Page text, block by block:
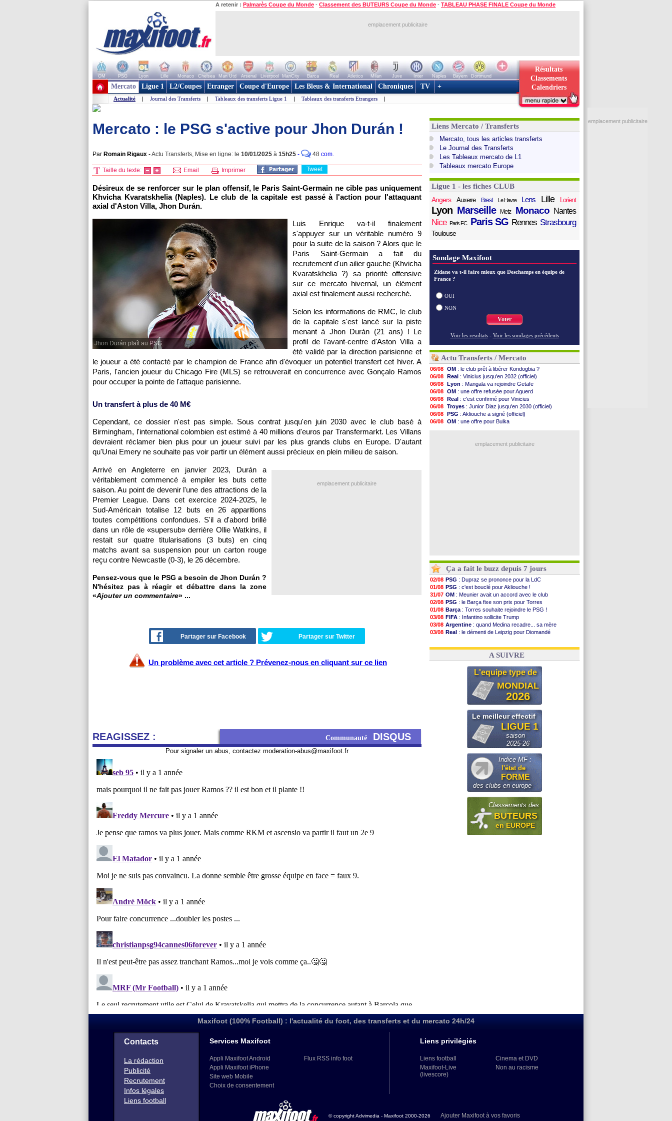
A retenir : Palmarès Coupe du Monde - Classement des BUTEURS Coupe du Monde - TABLEAU PHASE FINALE Coupe du Monde
emplacement publicitaire
OM PSG Lyon Lille Monaco Chelsea Man Utd Arsenal Liverpool ManCity Barca Real Atletico Milan Juve Inter Naples Bayern
Dortmund
+ de clubs
Résultats
Classements
Calendriers
Mercato Ligue 1 L2/Coupes Etranger Coupe d'Europe Les Bleus & International Chroniques TV +
Actualité | Journal des Transferts | Tableaux des transferts Ligue 1 | Tableaux des transferts Etrangers |
Mercato : le PSG s'active pour Jhon Durán !
Par Romain Rigaux -Actu Transferts, Mise en ligne: le 10/01/2025 à 15h25 - 48 com.
Taille du texte: Email Imprimer Tweet
Désireux de se renforcer sur le plan offensif, le Paris Saint-Germain ne cible pas uniquement
Khvicha Kvaratskhelia (Naples). Le club de la capitale est passé à l'action pour l'attaquant
axial d'Aston Villa, Jhon Durán.
Jhon Durán plaît au PSG.
Luis Enrique va-t-il finalement
s'appuyer sur un véritable numéro 9
pour la suite de la saison ? Alors que le
Paris Saint-Germain a fait du
recrutement d'un ailier gauche (Khvicha
Kvaratskhelia ?) sa priorité offensive
sur ce mercato hivernal, un élément
axial est finalement aussi recherché.
Selon les informations de RMC, le club
de la capitale s'est lancé sur la piste
menant à Jhon Durán (21 ans) ! Le
profil de l'avant-centre d'Aston Villa a
été validé par la direction parisienne et
le joueur a été contacté par le champion de France afin d'évoquer un potentiel transfert cet hiver. A
Paris, l'ancien joueur du Chicago Fire (MLS) se retrouverait en concurrence avec Gonçalo Ramos
pour occuper la pointe de l'attaque parisienne.
Un transfert à plus de 40 M€
Cependant, ce dossier n'est pas simple. Sous contrat jusqu'en juin 2030 avec le club basé à
Birmingham, l'international colombien est estimé à 40 millions d'euros par Transfermarkt. Les Villans
devraient réclamer bien plus pour un joueur suivi par les plus grands clubs en Europe. D'autant
qu'Unai Emery ne souhaite pas voir partir un élément aussi précieux en plein milieu de saison.
emplacement publicitaire
Arrivé en Angleterre en janvier 2023, Durán a
véritablement commencé à empiler les buts cette
saison. Au point de devenir l'une des attractions de la
Premier League. Dans cet exercice 2024-2025, le
Sud-Américain totalise 12 buts en 26 apparitions
toutes compétitions confondues. S'il a d'abord brillé
dans un rôle de «supersub» derrière Ollie Watkins, il
restait sur quatre titularisations (3 buts) en cinq
matchs avant sa suspension pour un carton rouge
reçu contre Newcastle (0-3), le 26 décembre.
Pensez-vous que le PSG a besoin de Jhon Durán ?
N'hésitez pas à réagir et débattre dans la zone
«Ajouter un commentaire» ...
Partager sur Facebook Partager sur Twitter
Un problème avec cet article ? Prévenez-nous en cliquant sur ce lien
REAGISSEZ : Communauté DISQUS
Pour signaler un abus, contactez moderation-abus@maxifoot.fr
Liens Mercato / Transferts
Mercato, tous les articles transferts
Le Journal des Transferts
Les Tableaux mercato de L1
Tableaux mercato Europe
Ligue 1 - les fiches CLUB
Angers
Auxerre Brest Le Havre Lens Lille Lorient
Lyon Marseille Metz Monaco Nantes
Nice Paris FC Paris SG Rennes Strasbourg
Toulouse
Sondage Maxifoot
Zidane va t-il faire mieux que Deschamps en équipe de
France ?
OUI
NON
Voter
Voir les resultats - Voir les sondages précédents
Actu Transferts / Mercato
06/08 OM : le club prêt à libérer Kondogbia ?
06/08 Real : Vinicius jusqu'en 2032 (officiel)
06/08 Lyon : Mangala va rejoindre Getafe
06/08 OM : une offre refusée pour Aguerd
06/08 Real : c'est confirmé pour Vinicius
06/08 Troyes : Junior Diaz jusqu'en 2030 (officiel)
06/08 PSG : Akliouche a signé (officiel)
06/08 OM : une offre pour Bulka
: l'étonnante rumeur Gusto
emplacement publicitaire
Ça a fait le buzz depuis 7 jours
02/08 PSG : Dupraz se prononce pour la LdC
01/08 PSG : c'est bouclé pour Akliouche !
31/07 OM : Meunier avait un accord avec le club
02/08 PSG : le Barça fixe son prix pour Torres
01/08 Barça : Torres souhaite rejoindre le PSG !
03/08 FIFA : Infantino sollicite Trump
03/08 Argentine : quand Medina recadre... sa mère
03/08 Real : le démenti de Leipzig pour Diomandé
31/07 FIFA: le conseiller d'Infantino démissionne !
A SUIVRE
L'equipe type de
MONDIAL
2026
Le meilleur effectif
LIGUE 1
saison
2025-26
Indice MF :
l'état de
FORME
des clubs en europe
Classements des
BUTEURS
en EUROPE
emplacement publicitaire
Maxifoot (100% Football) : l'actualité du foot, des transferts et du mercato 24h/24
Contacts
La rédaction
Publicité
Recrutement
Infos légales
Liens football
Services Maxifoot
Appli Maxifoot Android
Appli Maxifoot iPhone
Site web Mobile
Choix de consentement
Flux RSS info foot
Liens privilégiés
Liens football
Maxifoot-Live
(livescore)
Cinema et DVD
Non au racisme
© copyright Advimedia - Maxifoot 2000-2026 Ajouter Maxifoot à vos favoris